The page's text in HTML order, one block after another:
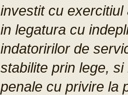
investit cu
in legatura cu
indatoririlor de
stabilite prin lege,
penale cu privire la